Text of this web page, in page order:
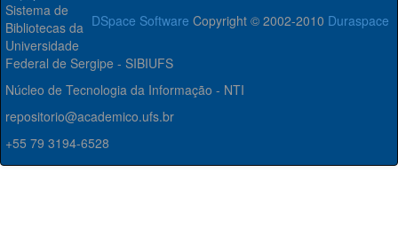
DSpace Software Copyright © 2002-2010 Duraspace
Sistema de
Bibliotecas da
Universidade
Federal de Sergipe - SIBIUFS
Núcleo de Tecnologia da Informação - NTI
repositorio@academico.ufs.br
+55 79 3194-6528